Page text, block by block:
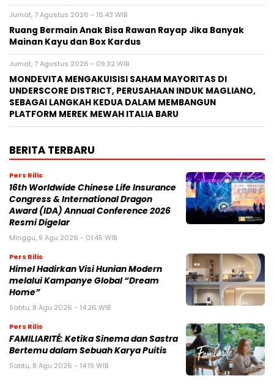
Jumat, 7 Agustus 2026 - 16:43 WIB
Ruang Bermain Anak Bisa Rawan Rayap Jika Banyak
Mainan Kayu dan Box Kardus
Jumat, 7 Agustus 2026 - 09:32 WIB
MONDEVITA MENGAKUISISI SAHAM MAYORITAS DI
UNDERSCORE DISTRICT, PERUSAHAAN INDUK MAGLIANO,
SEBAGAI LANGKAH KEDUA DALAM MEMBANGUN
PLATFORM MEREK MEWAH ITALIA BARU
BERITA TERBARU
Pers Rilis
16th Worldwide Chinese Life Insurance
Congress & International Dragon
Award (IDA) Annual Conference 2026
Resmi Digelar
Minggu, 9 Agu 2026 - 01:45 WIB
Pers Rilis
Himel Hadirkan Visi Hunian Modern
melalui Kampanye Global “Dream
Home”
Sabtu, 8 Agu 2026 - 14:26 WIB
Pers Rilis
FAMILIARITÉ: Ketika Sinema dan Sastra
Bertemu dalam Sebuah Karya Puitis
Sabtu, 8 Agu 2026 - 14:19 WIB